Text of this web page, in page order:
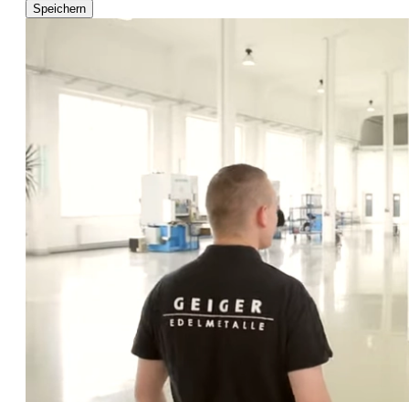
Speichern